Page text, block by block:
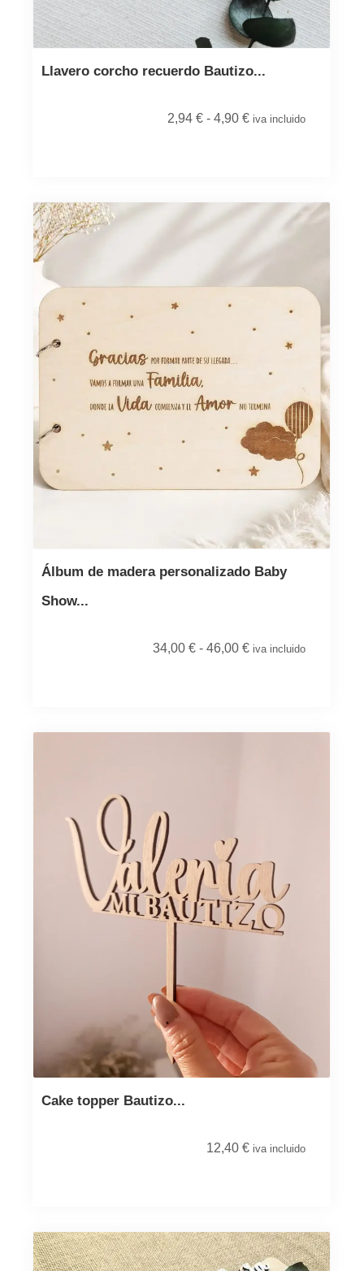
Llavero corcho recuerdo Bautizo...
2,94 € - 4,90 € iva incluido
Álbum de madera personalizado Baby
Show...
34,00 € - 46,00 € iva incluido
Cake topper Bautizo...
12,40 € iva incluido